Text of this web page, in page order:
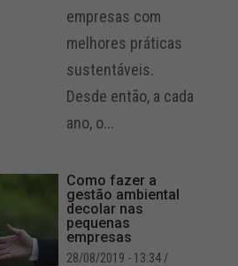
empresas com
melhores práticas
sustentáveis.
Desde então, a cada
ano, o...
Como fazer a
gestão ambiental
decolar nas
pequenas
empresas
28/08/2019 - 13:34/